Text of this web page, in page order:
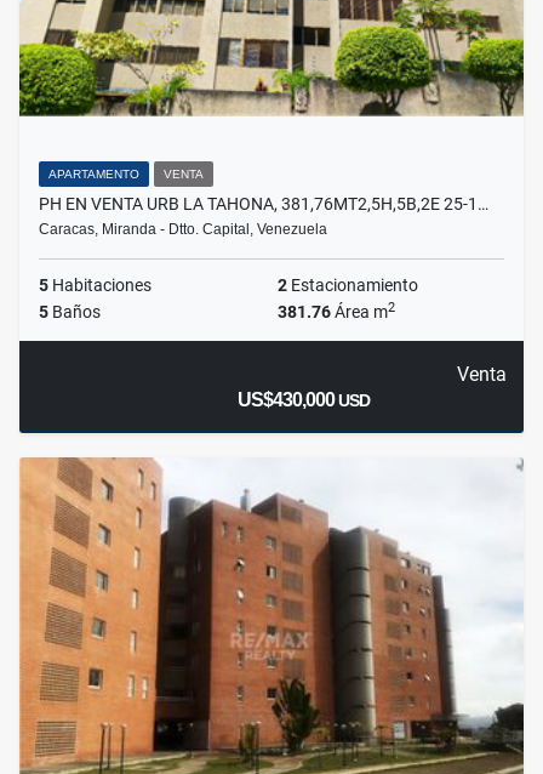
APARTAMENTO VENTA
PH EN VENTA URB LA TAHONA, 381,76MT2,5H,5B,2E 25-1…
Caracas, Miranda - Dtto. Capital, Venezuela
5 Habitaciones 2 Estacionamiento
5 Baños 381.76Área m2
Venta
US$430,000USD